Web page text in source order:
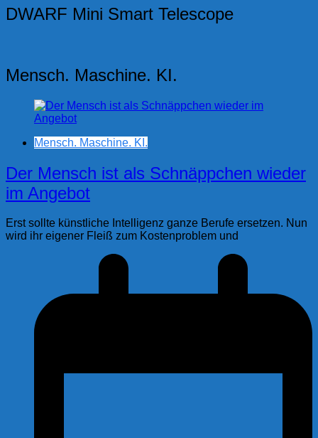
DWARF Mini Smart Telescope
Mensch. Maschine. KI.
Mensch. Maschine. KI.
Der Mensch ist als Schnäppchen wieder
im Angebot
Erst sollte künstliche Intelligenz ganze Berufe ersetzen. Nun
wird ihr eigener Fleiß zum Kostenproblem und